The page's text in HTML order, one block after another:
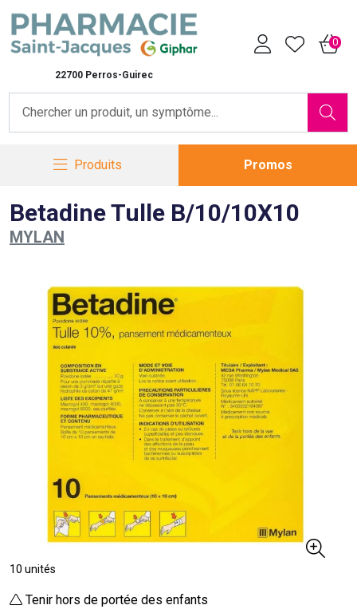
22700 Perros-Guirec
0
Produits Promos
Betadine Tulle B/10/10X10
MYLAN
10 unités
Tenir hors de portée des enfants